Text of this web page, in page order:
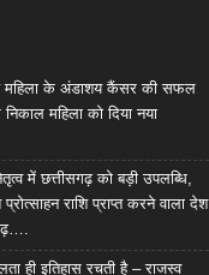
महिला के अंडाशय कैंसर की सफल
महिला को दिया नया
में छत्तीसगढ़ को बड़ी उपलब्धि,
राशि प्राप्त करने वाला देश
ही इतिहास रचती है – राजस्व